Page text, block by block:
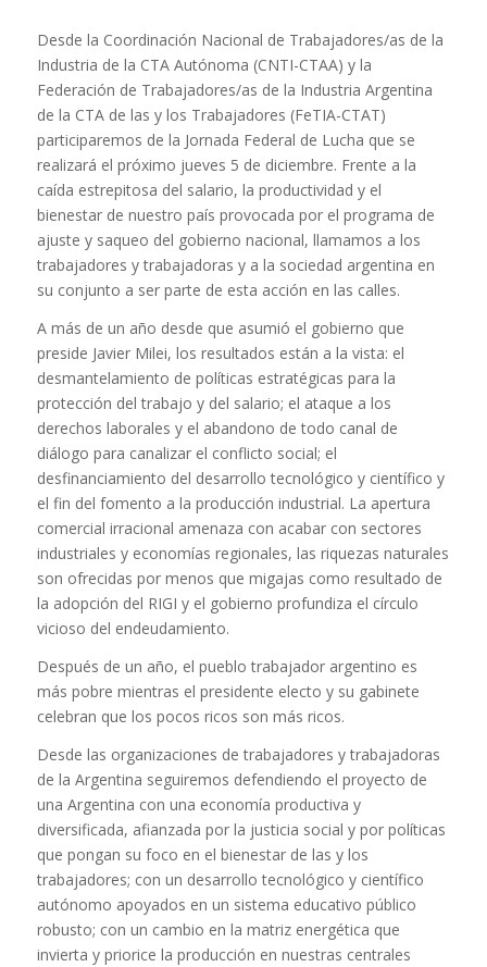
Desde la Coordinación Nacional de Trabajadores/as de la
Industria de la CTA Autónoma (CNTI-CTAA) y la
Federación de Trabajadores/as de la Industria Argentina
de la CTA de las y los Trabajadores (FeTIA-CTAT)
participaremos de la Jornada Federal de Lucha que se
realizará el próximo jueves 5 de diciembre. Frente a la
caída estrepitosa del salario, la productividad y el
bienestar de nuestro país provocada por el programa de
ajuste y saqueo del gobierno nacional, llamamos a los
trabajadores y trabajadoras y a la sociedad argentina en
su conjunto a ser parte de esta acción en las calles.
A más de un año desde que asumió el gobierno que
preside Javier Milei, los resultados están a la vista: el
desmantelamiento de políticas estratégicas para la
protección del trabajo y del salario; el ataque a los
derechos laborales y el abandono de todo canal de
diálogo para canalizar el conflicto social; el
desfinanciamiento del desarrollo tecnológico y científico y
el fin del fomento a la producción industrial. La apertura
comercial irracional amenaza con acabar con sectores
industriales y economías regionales, las riquezas naturales
son ofrecidas por menos que migajas como resultado de
la adopción del RIGI y el gobierno profundiza el círculo
vicioso del endeudamiento.
Después de un año, el pueblo trabajador argentino es
más pobre mientras el presidente electo y su gabinete
celebran que los pocos ricos son más ricos.
Desde las organizaciones de trabajadores y trabajadoras
de la Argentina seguiremos defendiendo el proyecto de
una Argentina con una economía productiva y
diversificada, afianzada por la justicia social y por políticas
que pongan su foco en el bienestar de las y los
trabajadores; con un desarrollo tecnológico y científico
autónomo apoyados en un sistema educativo público
robusto; con un cambio en la matriz energética que
invierta y priorice la producción en nuestras centrales